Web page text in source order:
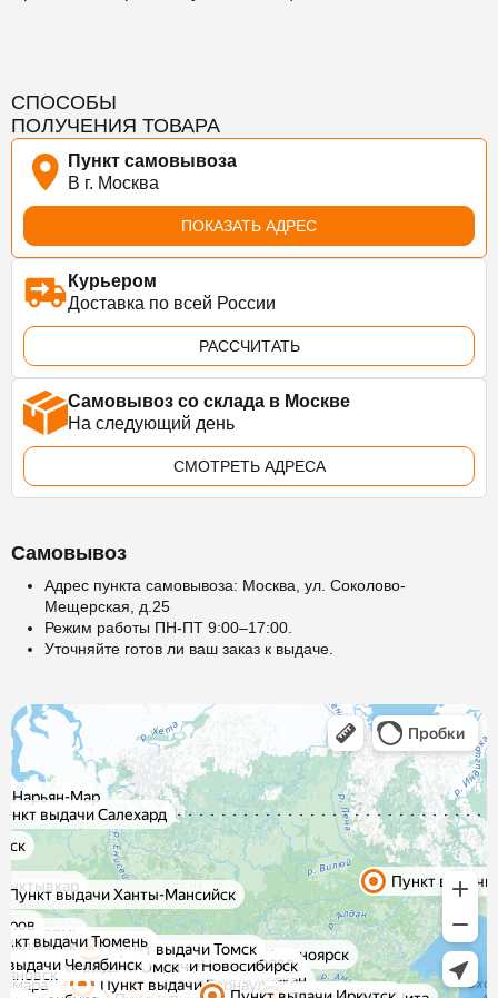
СПОСОБЫ
ПОЛУЧЕНИЯ ТОВАРА
Пункт самовывоза
В г. Москва
ПОКАЗАТЬ АДРЕС
Курьером
Доставка по всей России
РАССЧИТАТЬ
Самовывоз со склада в Москве
На следующий день
СМОТРЕТЬ АДРЕСА
Самовывоз
Адрес пункта самовывоза: Москва, ул. Соколово-
Мещерская, д.25
Режим работы ПН-ПТ 9:00–17:00.
Уточняйте готов ли ваш заказ к выдаче.